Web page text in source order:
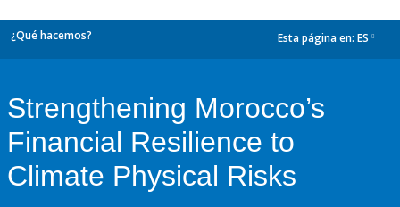
¿Qué hacemos? Esta página en: ES
Strengthening Morocco’s
Financial Resilience to
Climate Physical Risks